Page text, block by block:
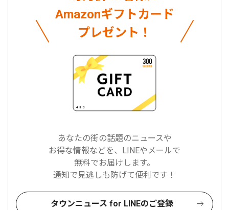
Amazonギフトカード
プレゼント！
あなたの街の話題のニュースや
お得な情報などを、LINEやメールで
無料でお届けします。
通知で見逃しも防げて便利です！
タウンニュース for LINEのご登録